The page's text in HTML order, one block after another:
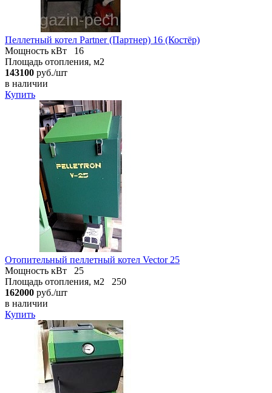
Пеллетный котел Partner (Партнер) 16 (Костёр)
Мощность кВт
16
Площадь отопления, м2
143100 руб./шт
в наличии
Купить
Отопительный пеллетный котел Vector 25
Мощность кВт
25
Площадь отопления, м2
250
162000 руб./шт
в наличии
Купить